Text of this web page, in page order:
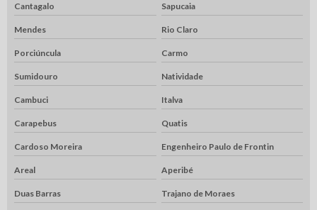
Cantagalo Sapucaia
Mendes Rio Claro
Porciúncula Carmo
Sumidouro Natividade
Cambuci Italva
Carapebus Quatis
Cardoso Moreira Engenheiro Paulo de Frontin
Areal Aperibé
Duas Barras Trajano de Moraes